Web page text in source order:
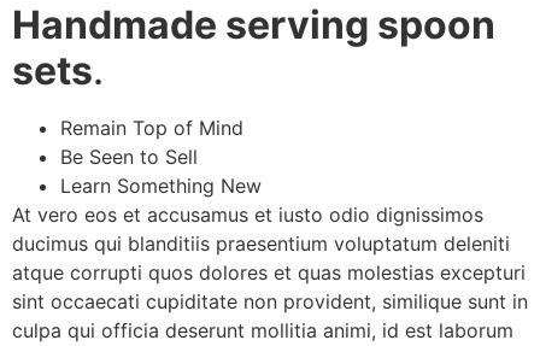
Handmade serving spoon
sets.
Remain Top of Mind
Be Seen to Sell
Learn Something New
At vero eos et accusamus et iusto odio dignissimos
ducimus qui blanditiis praesentium voluptatum deleniti
atque corrupti quos dolores et quas molestias excepturi
sint occaecati cupiditate non provident, similique sunt in
culpa qui officia deserunt mollitia animi, id est laborum